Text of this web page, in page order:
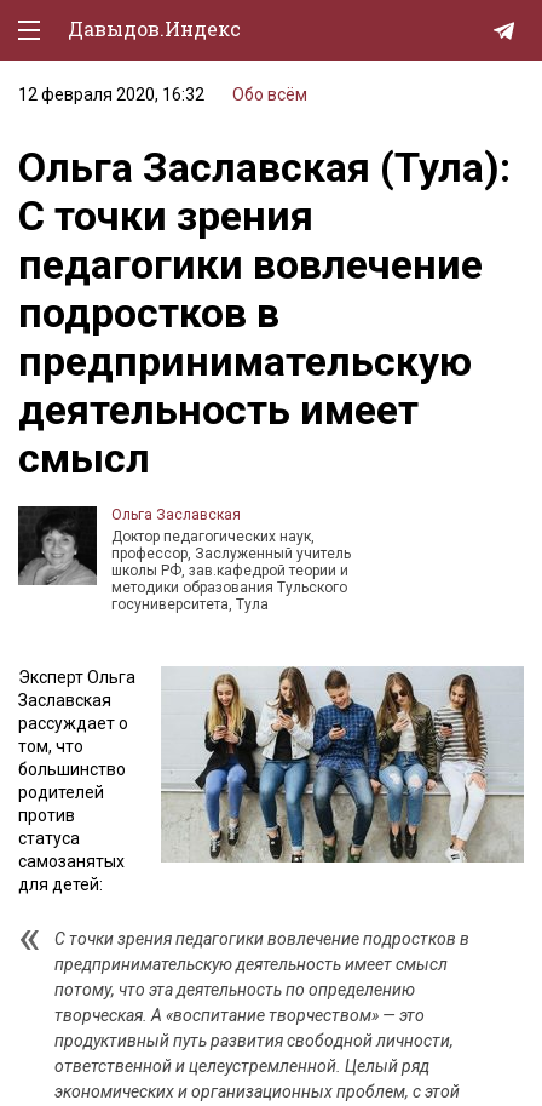
Давыдов.Индекс
Политическая жизнь
Экономика
Природа
Образование
Спорт
Культура
Lifestyle
Мурзилка
12 февраля 2020, 16:32 Обо всём
Ольга Заславская (Тула):
С точки зрения
педагогики вовлечение
подростков в
предпринимательскую
деятельность имеет
смысл
Ольга Заславская
Доктор педагогических наук,
профессор, Заслуженный учитель
школы РФ, зав.кафедрой теории и
методики образования Тульского
госуниверситета, Тула
Эксперт Ольга
Заславская
рассуждает о
том, что
большинство
родителей
против
статуса
самозанятых
для детей:
С точки зрения педагогики вовлечение подростков в
предпринимательскую деятельность имеет смысл
потому, что эта деятельность по определению
творческая. А «воспитание творчеством» — это
продуктивный путь развития свободной личности,
ответственной и целеустремленной. Целый ряд
экономических и организационных проблем, с этой